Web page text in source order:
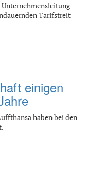
Tarifstreit
einigen
haben bei den